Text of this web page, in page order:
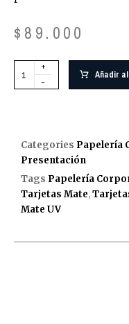
$ 89.000
+
-
Añadir
Categories Papelería
Presentación
Tags Papelería
Tarjetas Mate,
Mate UV